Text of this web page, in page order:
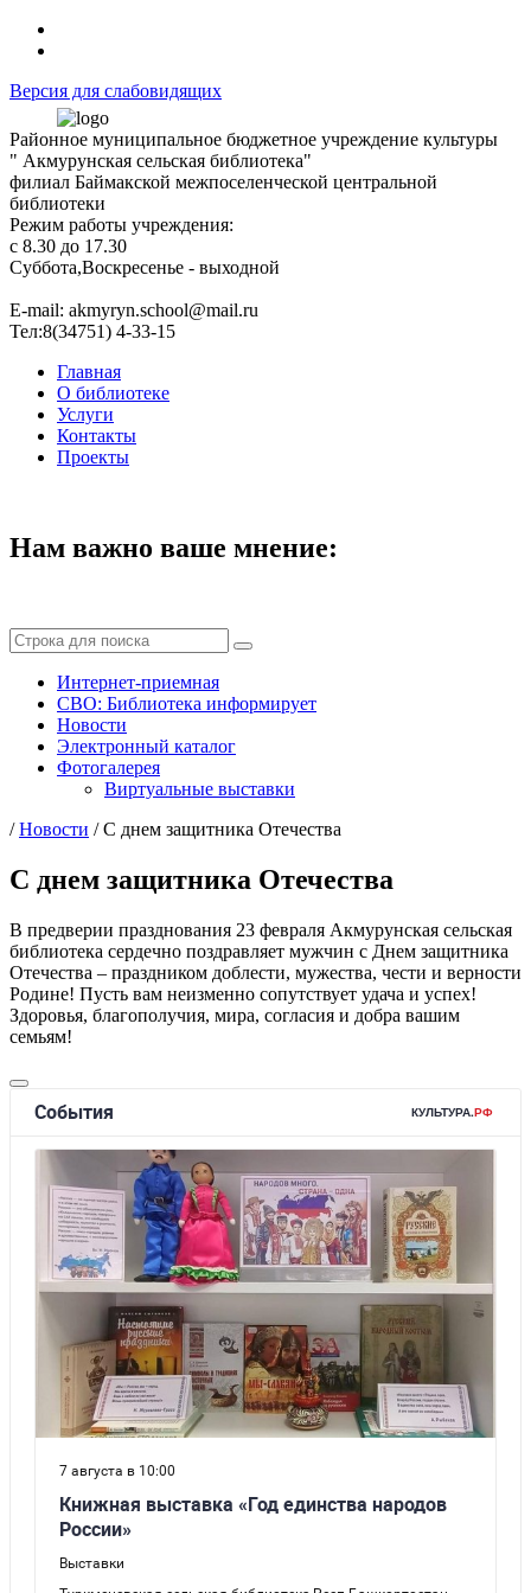
Версия для слабовидящих
Районное муниципальное бюджетное учреждение культуры
" Акмурунская сельская библиотека"
филиал Баймакской межпоселенческой центральной
библиотеки
Режим работы учреждения:
с 8.30 до 17.30
Суббота,Воскресенье - выходной
Е-mail: akmyryn.school@mail.ru
Тел:8(34751) 4-33-15
Главная
О библиотеке
Услуги
Контакты
Проекты
Нам важно ваше мнение:
Интернет-приемная
СВО: Библиотека информирует
Новости
Электронный каталог
Фотогалерея
Виртуальные выставки
/Новости /С днем защитника Отечества
С днем защитника Отечества
В предверии празднования 23 февраля Акмурунская сельская
библиотека сердечно поздравляет мужчин с Днем защитника
Отечества – праздником доблести, мужества, чести и верности
Родине! Пусть вам неизменно сопутствует удача и успех!
Здоровья, благополучия, мира, согласия и добра вашим
семьям!